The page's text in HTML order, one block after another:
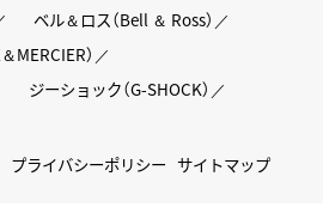
ベル＆ロス（Bell ＆ Ross）
MERCIER）
ジーショック（G-SHOCK）
プライバシーポリシー サイトマップ